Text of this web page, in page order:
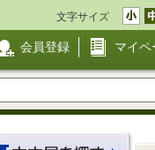
文字サイズ
会員登録 マイペ